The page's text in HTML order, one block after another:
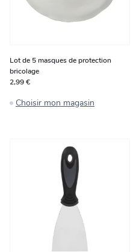
Lot de 5 masques de protection
bricolage
2,99 €
Choisir mon magasin